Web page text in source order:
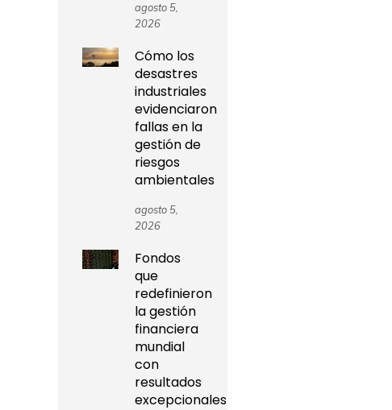
agosto 5,
2026
Cómo los
desastres
industriales
evidenciaron
fallas en la
gestión de
riesgos
ambientales
agosto 5,
2026
Fondos
que
redefinieron
la gestión
financiera
mundial
con
resultados
excepcionales